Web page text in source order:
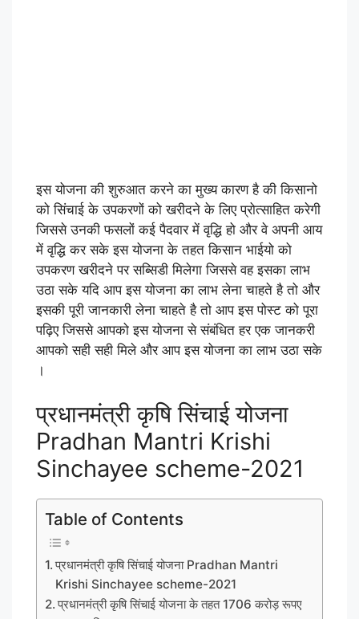
इस योजना की शुरुआत करने का मुख्य कारण है की किसानो
को सिंचाई के उपकरणों को खरीदने के लिए प्रोत्साहित करेगी
जिससे उनकी फसलों कई पैदवार में वृद्धि हो और वे अपनी आय
में वृद्धि कर सके इस योजना के तहत किसान भाईयो को
उपकरण खरीदने पर सब्सिडी मिलेगा जिससे वह इसका लाभ
उठा सके यदि आप इस योजना का लाभ लेना चाहते है तो और
इसकी पूरी जानकारी लेना चाहते है तो आप इस पोस्ट को पूरा
पढ़िए जिससे आपको इस योजना से संबंधित हर एक जानकरी
आपको सही सही मिले और आप इस योजना का लाभ उठा सके
।
प्रधानमंत्री कृषि सिंचाई योजना
Pradhan Mantri Krishi
Sinchayee scheme-2021
Table of Contents
प्रधानमंत्री कृषि सिंचाई योजना Pradhan Mantri
Krishi Sinchayee scheme-2021
प्रधानमंत्री कृषि सिंचाई योजना के तहत 1706 करोड़ रूपए